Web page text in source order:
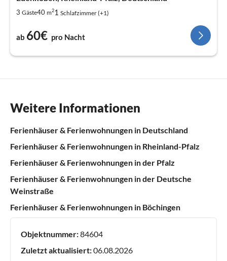
3 Gäste40 m21 Schlafzimmer (+1)
ab 60€ pro Nacht
Weitere Informationen
Ferienhäuser & Ferienwohnungen in Deutschland
Ferienhäuser & Ferienwohnungen in Rheinland-Pfalz
Ferienhäuser & Ferienwohnungen in der Pfalz
Ferienhäuser & Ferienwohnungen in der Deutsche
Weinstraße
Ferienhäuser & Ferienwohnungen in Böchingen
Objektnummer:84604
Zuletzt aktualisiert:06.08.2026